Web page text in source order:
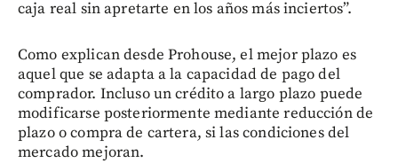
caja real sin apretarte en los años más inciertos”.
Como explican desde Prohouse, el mejor plazo es
aquel que se adapta a la capacidad de pago del
comprador. Incluso un crédito a largo plazo puede
modificarse posteriormente mediante reducción de
plazo o compra de cartera, si las condiciones del
mercado mejoran.